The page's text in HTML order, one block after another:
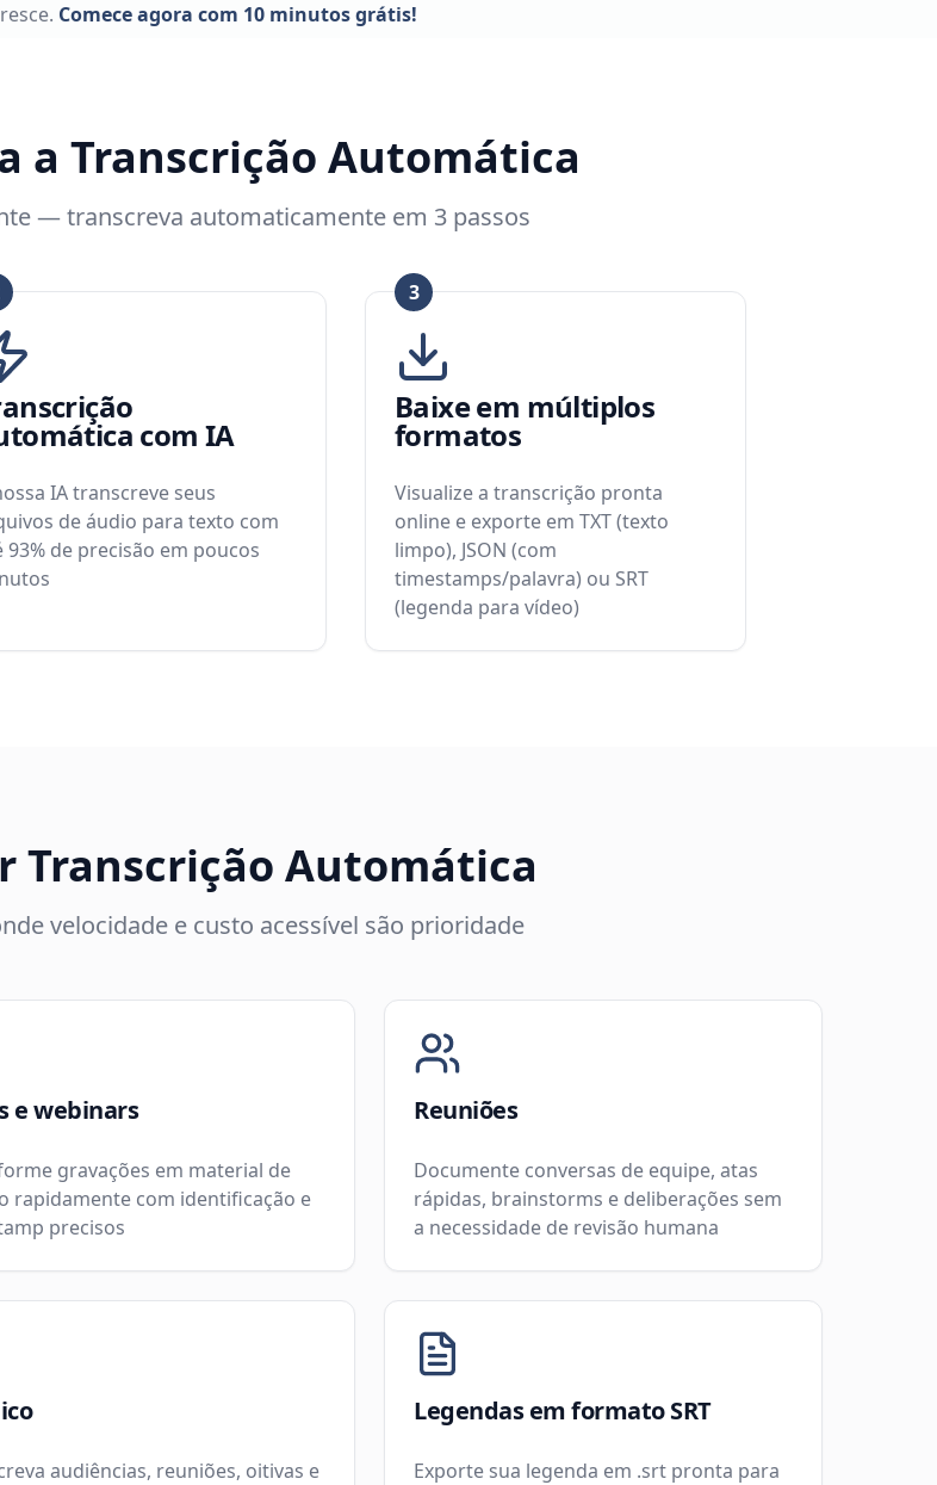
Comece agora com 10 minutos grátis!
a Transcrição Automática
— transcreva automaticamente em 3 passos
com IA
IA transcreve seus
de áudio para texto com
93% de precisão em poucos
3
Baixe em múltiplos
formatos
Visualize a transcrição pronta
online e exporte em TXT (texto
limpo), JSON (com
timestamps/palavra) ou SRT
(legenda para vídeo)
Transcrição Automática
velocidade e custo acessível são prioridade
e webinars
gravações em material de
rapidamente com identificação e
precisos
Reuniões
Documente conversas de equipe, atas
rápidas, brainstorms e deliberações sem
a necessidade de revisão humana
audiências, reuniões, oitivas e
Legendas em formato SRT
Exporte sua legenda em .srt pronta para